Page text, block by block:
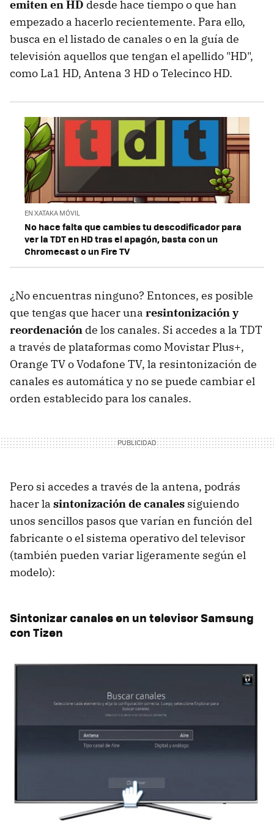
emiten en HD desde hace tiempo o que han
empezado a hacerlo recientemente. Para ello,
busca en el listado de canales o en la guía de
televisión aquellos que tengan el apellido "HD",
como La1 HD, Antena 3 HD o Telecinco HD.
EN XATAKA MÓVIL
No hace falta que cambies tu descodificador para
ver la TDT en HD tras el apagón, basta con un
Chromecast o un Fire TV
¿No encuentras ninguno? Entonces, es posible
que tengas que hacer una resintonización y
reordenación de los canales. Si accedes a la TDT
a través de plataformas como Movistar Plus+,
Orange TV o Vodafone TV, la resintonización de
canales es automática y no se puede cambiar el
orden establecido para los canales.
Pero si accedes a través de la antena, podrás
hacer la sintonización de canales siguiendo
unos sencillos pasos que varían en función del
fabricante o el sistema operativo del televisor
(también pueden variar ligeramente según el
modelo):
Sintonizar canales en un televisor Samsung
con Tizen